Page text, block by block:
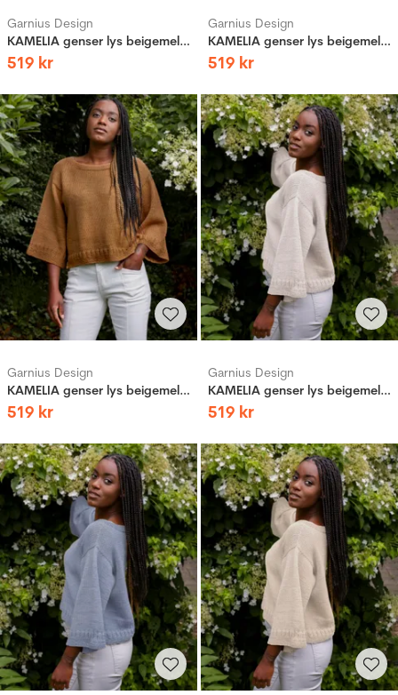
Garnius Design
KAMELIA genser lys beigemelert
519 kr
Garnius Design
KAMELIA genser lys beigemelert
519 kr
Garnius Design
KAMELIA genser lys beigemelert
519 kr
Garnius Design
KAMELIA genser lys beigemelert
519 kr